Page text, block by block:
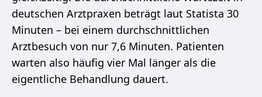
deutschen Arztpraxen beträgt laut Statista 30
Minuten – bei einem durchschnittlichen
Arztbesuch von nur 7,6 Minuten. Patienten
warten also häufig vier Mal länger als die
eigentliche Behandlung dauert.